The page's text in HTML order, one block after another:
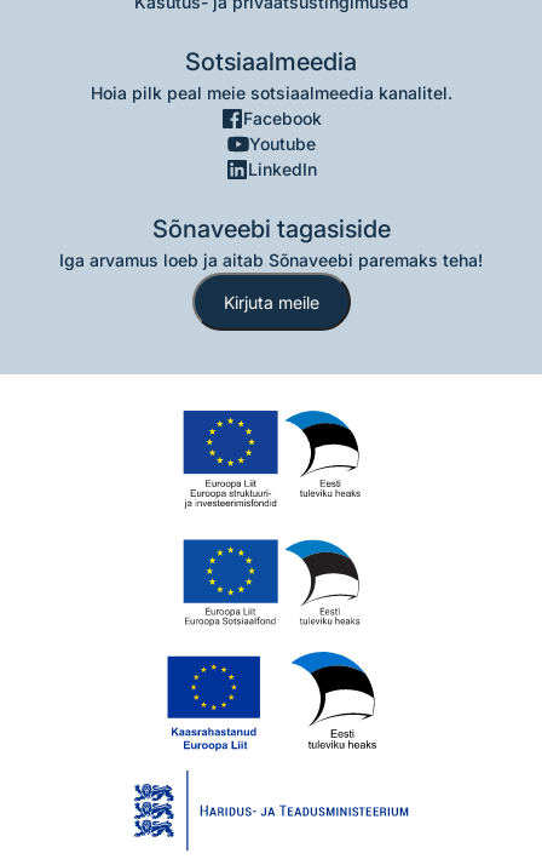
Sotsiaalmeedia
Hoia pilk peal meie sotsiaalmeedia kanalitel.
Facebook
Youtube
LinkedIn
Sõnaveebi tagasiside
Iga arvamus loeb ja aitab Sõnaveebi paremaks teha!
Kirjuta meile